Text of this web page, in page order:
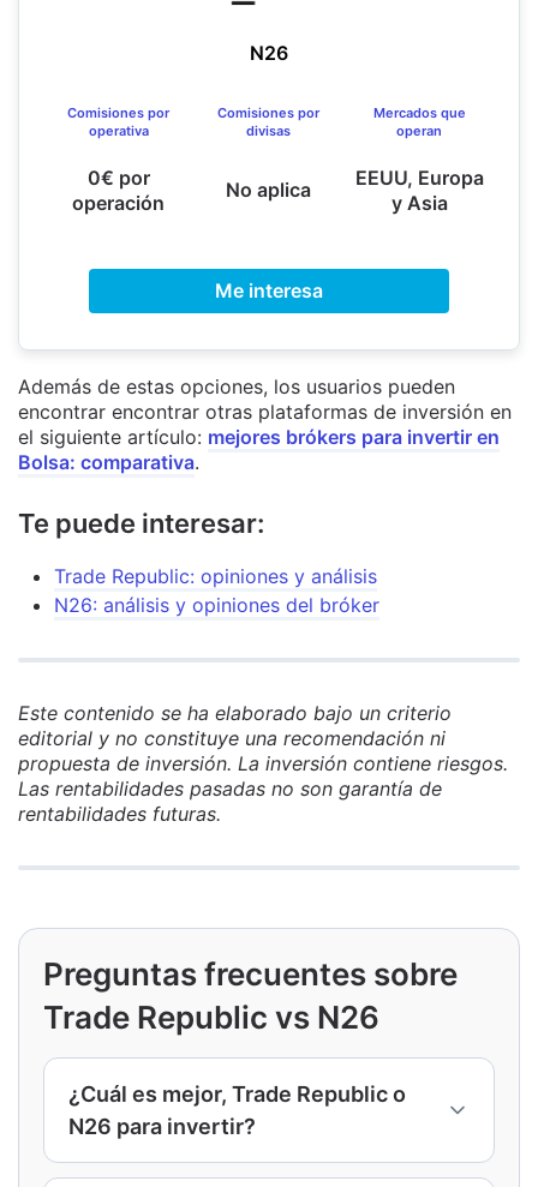
N26
Comisiones por
operativa
0€ por
operación
Comisiones por
divisas
No aplica
Mercados que
operan
EEUU, Europa
y Asia
Me interesa
Además de estas opciones, los usuarios pueden
encontrar encontrar otras plataformas de inversión en
el siguiente artículo: mejores brókers para invertir en
Bolsa: comparativa.
Te puede interesar:
Trade Republic: opiniones y análisis
N26: análisis y opiniones del bróker
Este contenido se ha elaborado bajo un criterio
editorial y no constituye una recomendación ni
propuesta de inversión. La inversión contiene riesgos.
Las rentabilidades pasadas no son garantía de
rentabilidades futuras.
Preguntas frecuentes sobre
Trade Republic vs N26
¿Cuál es mejor, Trade Republic o
N26 para invertir?
Depende de tu perfil. Trade Republic es